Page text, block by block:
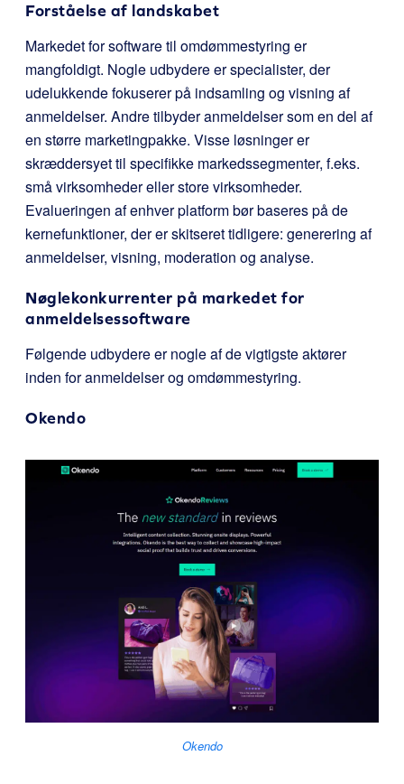
Forståelse af landskabet
Markedet for software til omdømmestyring er
mangfoldigt. Nogle udbydere er specialister, der
udelukkende fokuserer på indsamling og visning af
anmeldelser. Andre tilbyder anmeldelser som en del af
en større marketingpakke. Visse løsninger er
skræddersyet til specifikke markedssegmenter, f.eks.
små virksomheder eller store virksomheder.
Evalueringen af enhver platform bør baseres på de
kernefunktioner, der er skitseret tidligere: generering af
anmeldelser, visning, moderation og analyse.
Nøglekonkurrenter på markedet for
anmeldelsessoftware
Følgende udbydere er nogle af de vigtigste aktører
inden for anmeldelser og omdømmestyring.
Okendo
Okendo